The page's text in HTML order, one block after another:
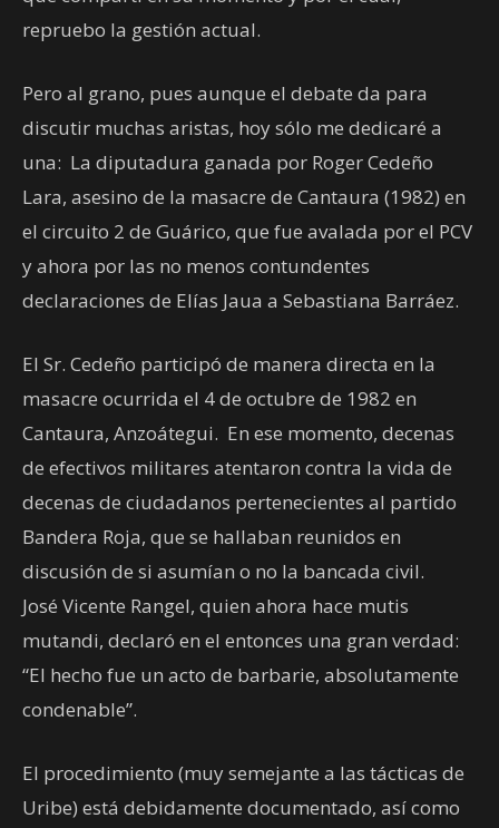
repruebo la gestión actual.
Pero al grano, pues aunque el debate da para
discutir muchas aristas, hoy sólo me dedicaré a
una: La diputadura ganada por Roger Cedeño
Lara, asesino de la masacre de Cantaura (1982) en
el circuito 2 de Guárico, que fue avalada por el PCV
y ahora por las no menos contundentes
declaraciones de Elías Jaua a Sebastiana Barráez.
El Sr. Cedeño participó de manera directa en la
masacre ocurrida el 4 de octubre de 1982 en
Cantaura, Anzoátegui. En ese momento, decenas
de efectivos militares atentaron contra la vida de
decenas de ciudadanos pertenecientes al partido
Bandera Roja, que se hallaban reunidos en
discusión de si asumían o no la bancada civil.
José Vicente Rangel, quien ahora hace mutis
mutandi, declaró en el entonces una gran verdad:
“El hecho fue un acto de barbarie, absolutamente
condenable”.
El procedimiento (muy semejante a las tácticas de
Uribe) está debidamente documentado, así como